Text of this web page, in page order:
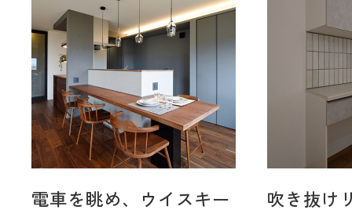
電車を眺め、ウイスキー
吹き抜け